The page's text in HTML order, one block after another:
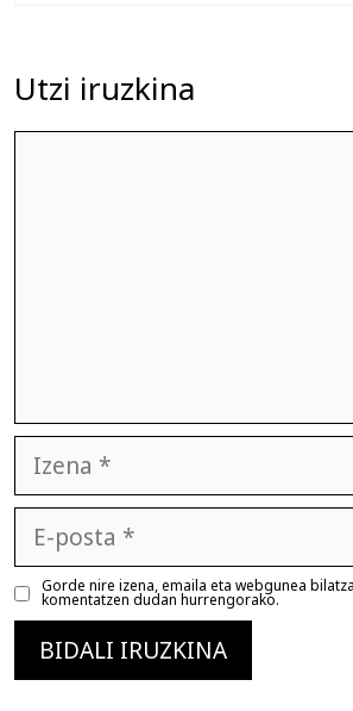
Utzi iruzkina
posta
Gorde nire izena, emaila eta webgunea
komentatzen dudan hurrengorako.